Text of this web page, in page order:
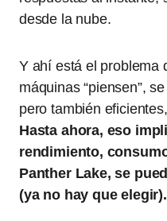
desde la nube.
Y ahí está el problema
máquinas “piensen”,
pero también
Hasta ahora, eso
rendimiento,
Panther Lake, se
(ya no hay que elegir).